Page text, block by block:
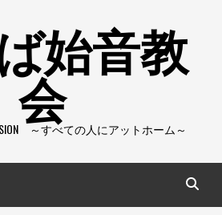
始音教
会～すべての人にアットホーム～